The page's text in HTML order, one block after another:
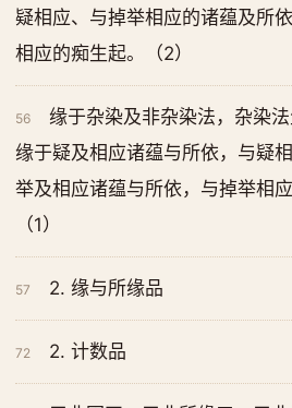
疑相应、与掉举相应的诸蕴及所
相应的痴生起。（2）
56
缘于杂染及非杂染法，杂染
缘于疑及相应诸蕴与所依，与疑
举及相应诸蕴与所依，与掉举相
（1）
57 2. 缘与所缘品
72 2. 计数品